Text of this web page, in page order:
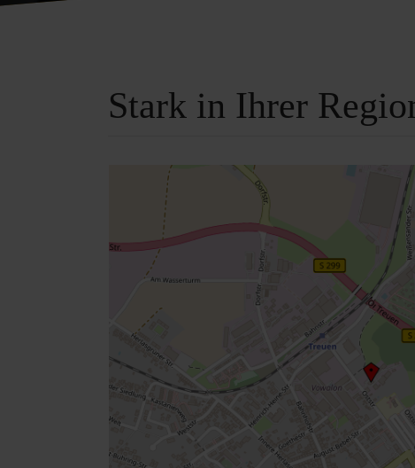
Stark in Ihrer